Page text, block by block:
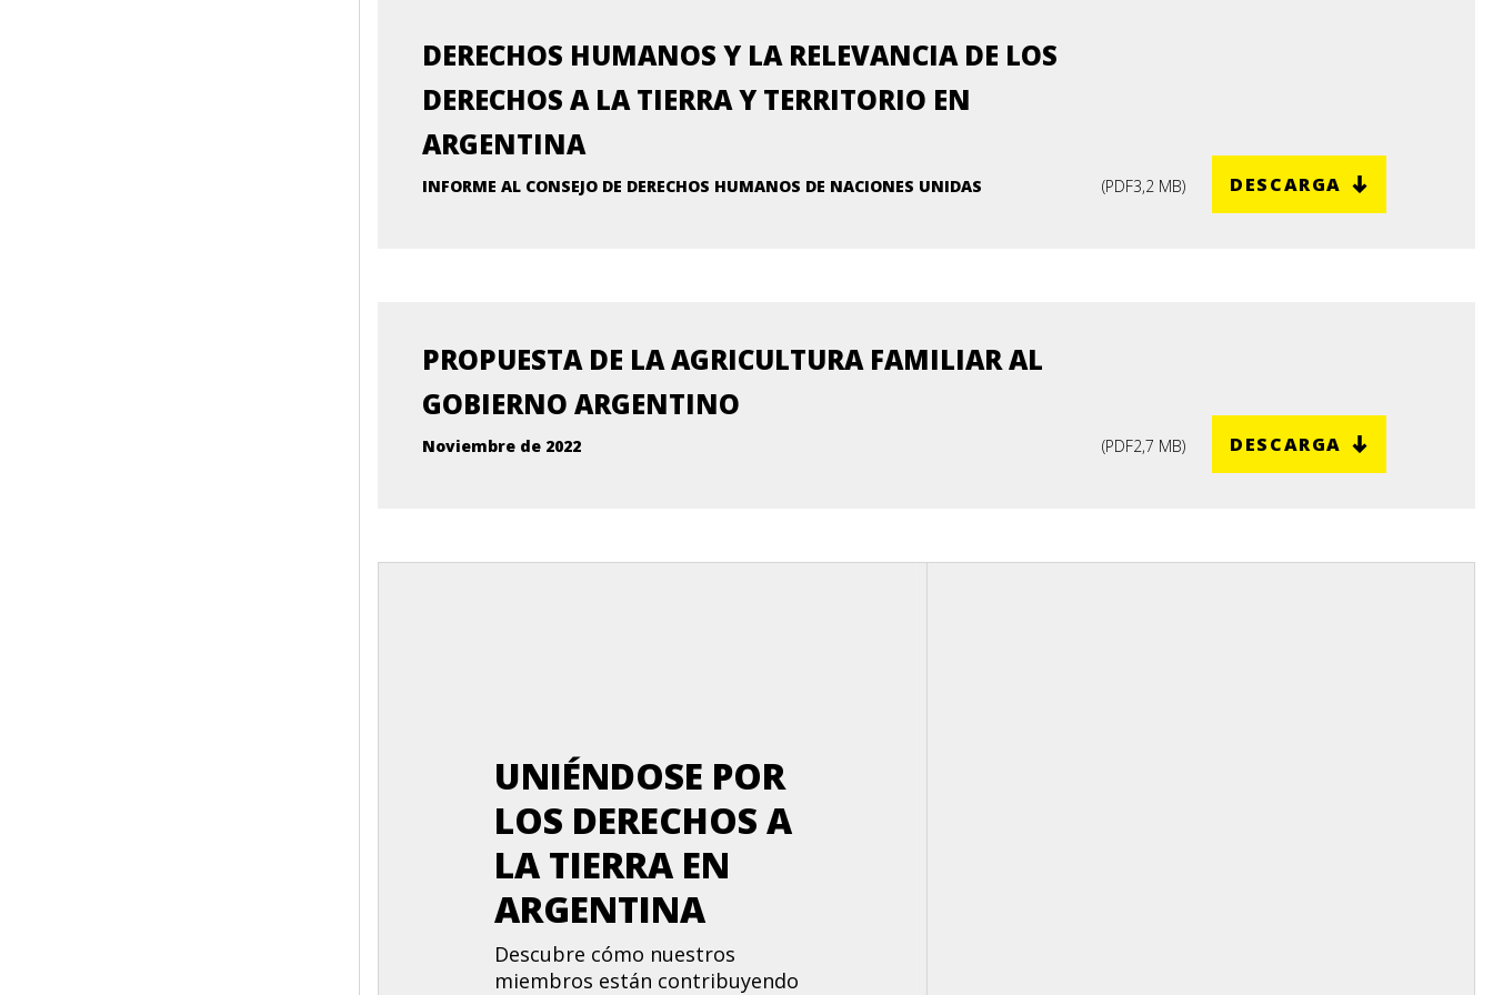
DERECHOS HUMANOS Y LA RELEVANCIA DE LOS
DERECHOS A LA TIERRA Y TERRITORIO EN
ARGENTINA
INFORME AL CONSEJO DE DERECHOS HUMANOS DE NACIONES UNIDAS (PDF3,2 MB) DESCARGA
PROPUESTA DE LA AGRICULTURA FAMILIAR AL
GOBIERNO ARGENTINO
Noviembre de 2022 (PDF2,7 MB) DESCARGA
UNIÉNDOSE POR
LOS DERECHOS A
LA TIERRA EN
ARGENTINA
Descubre cómo nuestros
miembros están contribuyendo